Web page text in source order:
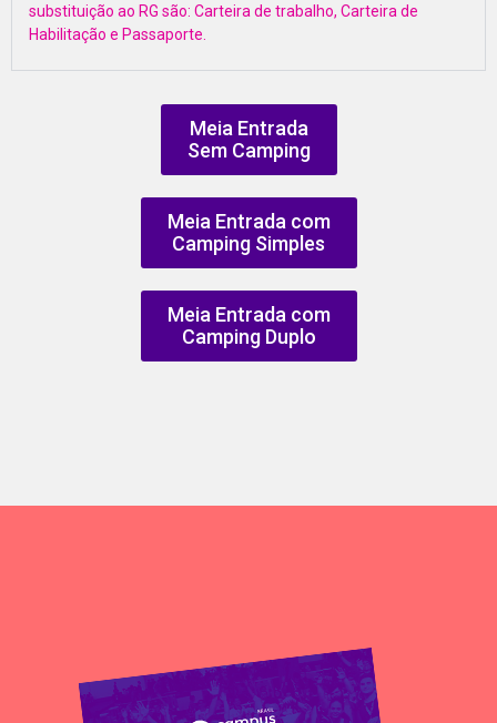
substituição ao RG são: Carteira de trabalho, Carteira de
Habilitação e Passaporte.
Meia Entrada
Sem Camping
Meia Entrada com
Camping Simples
Meia Entrada com
Camping Duplo